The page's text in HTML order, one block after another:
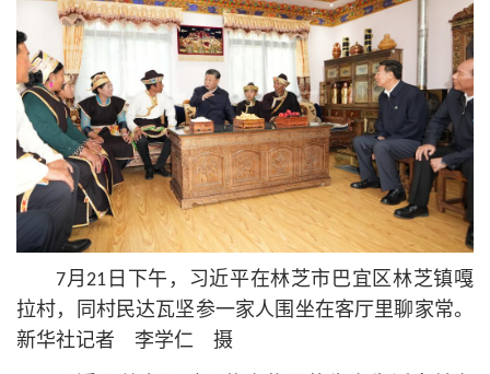
7月21日下午，习近平在林芝市巴宜区林芝镇嘎
拉村，同村民达瓦坚参一家人围坐在客厅里聊家常。
新华社记者 李学仁 摄